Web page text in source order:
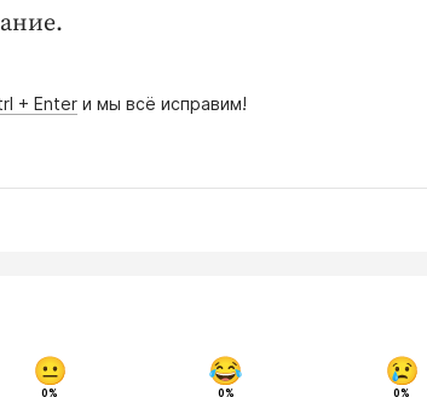
+ Enter и мы всё исправим!
0% 0% 0%